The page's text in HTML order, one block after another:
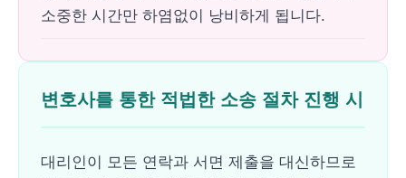
소중한 시간만 하염없이 낭비하게 됩니다.
변호사를 통한 적법한 소송 절차 진행 시
대리인이 모든 연락과 서면 제출을 대신하므로